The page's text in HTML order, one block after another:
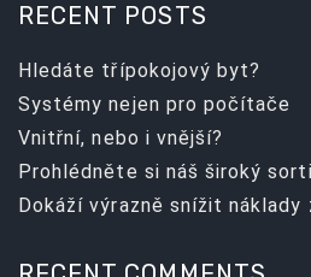
RECENT POSTS
Hledáte třípokojový byt?
Systémy nejen pro počítače
Vnitřní, nebo i vnější?
Prohlédněte si náš široký
Dokáží výrazně snížit náklady